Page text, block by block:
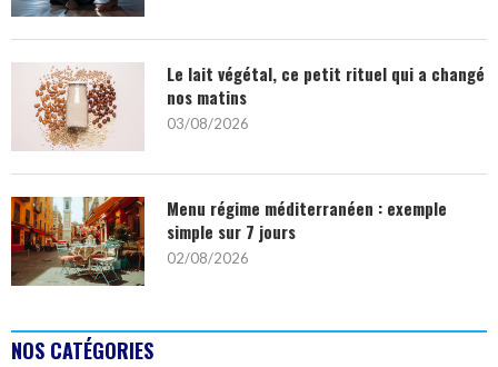
Le lait végétal, ce petit rituel qui a changé
nos matins
03/08/2026
Menu régime méditerranéen : exemple
simple sur 7 jours
02/08/2026
NOS CATÉGORIES